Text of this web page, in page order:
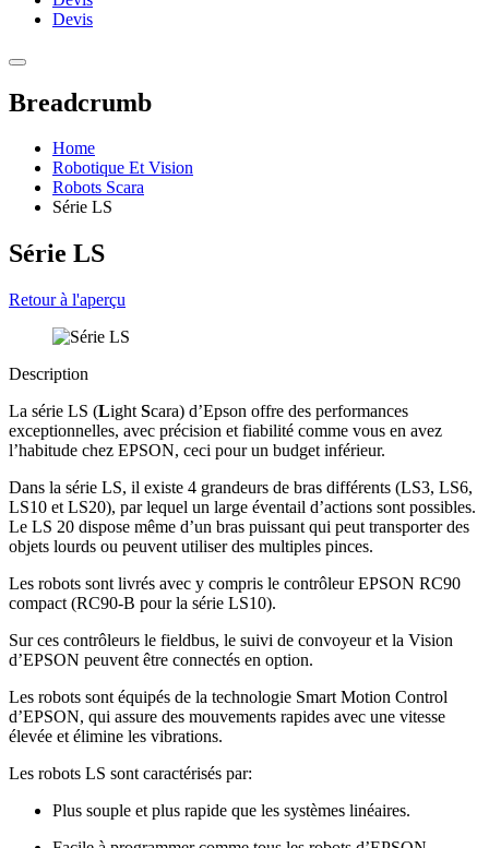
Devis
Breadcrumb
Home
Robotique Et Vision
Robots Scara
Série LS
Série LS
Retour à l'aperçu
Description
La série LS (Light Scara) d’Epson offre des performances
exceptionnelles, avec précision et fiabilité comme vous en avez
l’habitude chez EPSON, ceci pour un budget inférieur.
Dans la série LS, il existe 4 grandeurs de bras différents (LS3, LS6,
LS10 et LS20), par lequel un large éventail d’actions sont possibles.
Le LS 20 dispose même d’un bras puissant qui peut transporter des
objets lourds ou peuvent utiliser des multiples pinces.
Les robots sont livrés avec y compris le contrôleur EPSON RC90
compact (RC90-B pour la série LS10).
Sur ces contrôleurs le fieldbus, le suivi de convoyeur et la Vision
d’EPSON peuvent être connectés en option.
Les robots sont équipés de la technologie Smart Motion Control
d’EPSON, qui assure des mouvements rapides avec une vitesse
élevée et élimine les vibrations.
Les robots LS sont caractérisés par:
Plus souple et plus rapide que les systèmes linéaires.